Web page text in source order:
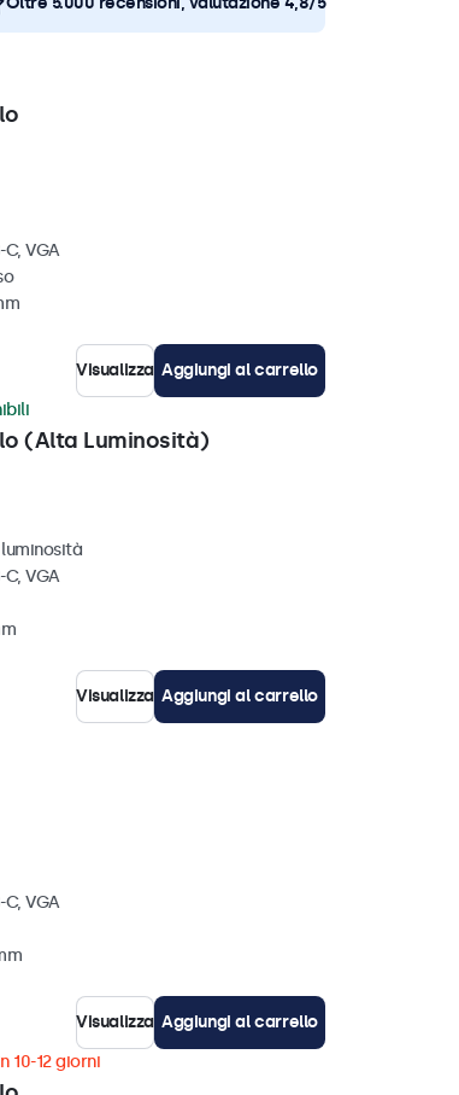
VGA
Visualizza Aggiungi al carrello
(Alta Luminosità)
VGA
Visualizza Aggiungi al carrello
VGA
Visualizza Aggiungi al carrello
10-12 giorni